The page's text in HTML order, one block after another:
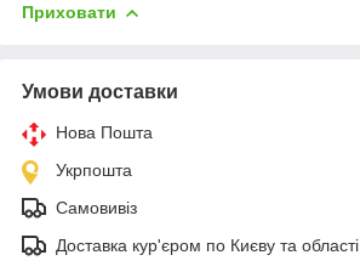
Приховати
Умови доставки
Нова Пошта
Укрпошта
Самовивіз
Доставка кур'єром по Києву та області